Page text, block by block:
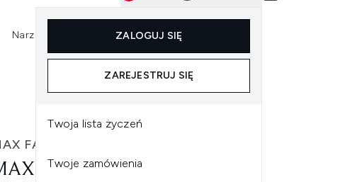
ZALOGUJ SIĘ
ZAREJESTRUJ SIĘ
Twoja lista życzeń
Twoje zamówienia
(Nowości)Wejdź do podmenu (Makijaż) Wejdź do podmenu (Włosy)
Narzędzia
Wejdź do podmenu (Narzędzia)
Dla mężczyzn
FACTOR
FACTOR FALSE LASH EPIC